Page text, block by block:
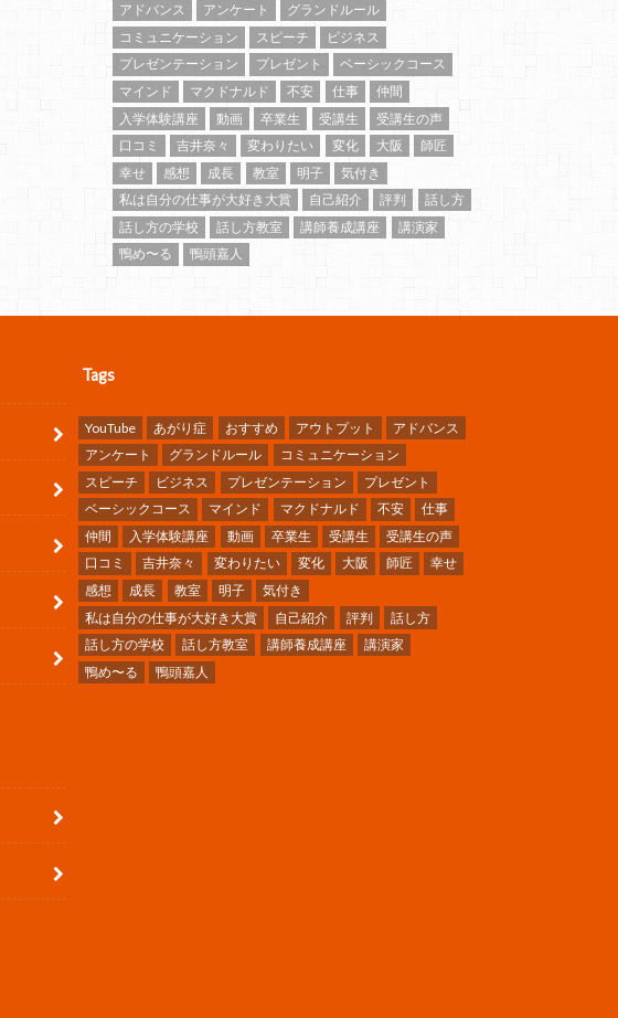
アドバンス
アンケート
グランドルール
コミュニケーション
スピーチ
ビジネス
プレゼンテーション
プレゼント
ベーシックコース
マインド
マクドナルド 不安 仕事
仲間
入学体験講座
動画 卒業生 受講生
受講生の声
口コミ
吉井奈々 変わりたい 変化 大阪
師匠
幸せ
感想 成長 教室 明子
気付き
私は自分の仕事が大好き大賞
自己紹介 評判
話し方
話し方の学校
話し方教室 講師養成講座
講演家
鴨め〜る
鴨頭嘉人
Tags
YouTube あがり症 おすすめ アウトプット
アドバンス
アンケート
グランドルール
コミュニケーション
スピーチ
ビジネス プレゼンテーション
プレゼント
ベーシックコース
マインド マクドナルド 不安
仕事
仲間
入学体験講座 動画 卒業生 受講生
受講生の声
口コミ
吉井奈々 変わりたい 変化 大阪 師匠
幸せ
感想
成長 教室 明子
気付き
私は自分の仕事が大好き大賞
自己紹介 評判
話し方
話し方の学校
話し方教室 講師養成講座
講演家
鴨め〜る
鴨頭嘉人